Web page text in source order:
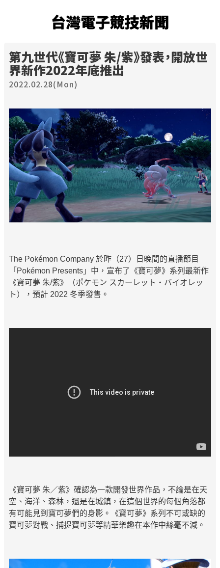
台灣電子競技新聞
第九世代《寶可夢 朱/紫》發表，開放世
界新作2022年底推出
2022.02.28(Mon)
The Pokémon Company 於昨（27）日晚間的直播節目
「Pokémon Presents」中，宣布了《寶可夢》系列最新作
《寶可夢 朱/紫》（ポケモン スカーレット・バイオレッ
ト），預計 2022 冬季發售。
《寶可夢 朱／紫》確認為一款開發世界作品，不論是在天
空、海洋、森林，還是在城鎮，在這個世界的每個角落都
有可能見到寶可夢們的身影。《寶可夢》系列不可或缺的
寶可夢對戰、捕捉寶可夢等精華樂趣在本作中絲毫不減。